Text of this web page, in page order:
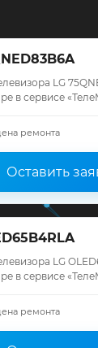
LG
в сервисе
гарантия до 12
ремонта
Оставить
LG
в сервисе
гарантия до 12
ремонта